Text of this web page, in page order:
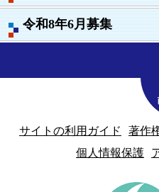
令和8年6月募集
サイトの利用ガイド
著作
個人情報保護